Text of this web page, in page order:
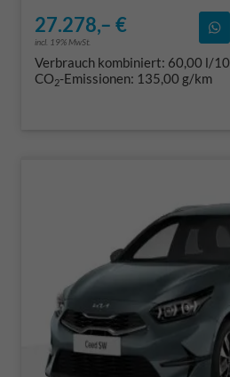
27.278,– €
incl. 19% MwSt.
Verbrauch kombiniert: 60,00 l/
CO2-Emissionen: 135,00 g/km